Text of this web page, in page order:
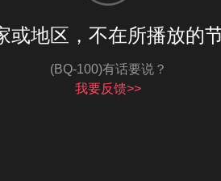
或地区，不在所播放的
(BQ-100)有话要说？
我要反馈>>